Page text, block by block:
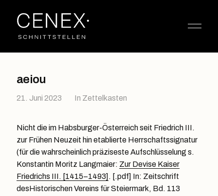
aeiou
21. Juni 2023 In Zettelkasten
Nicht die im Habsburger-Österreich seit Friedrich III.
zur Frühen Neuzeit hin etablierte Herrschaftssignatur
(für die wahrscheinlich präziseste Aufschlüsselung s.
Konstantin Moritz Langmaier: Zur Devise Kaiser
Friedrichs III. [1415–1493] . [.pdf] In: Zeitschrift
desHistorischen Vereins für Steiermark, Bd. 113